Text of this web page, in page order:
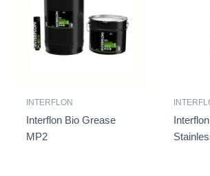
INTERFLON
Interflon Bio Grease
MP2